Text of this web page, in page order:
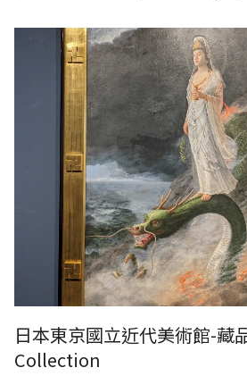
日本東京國立近代美術館-藏
Collection